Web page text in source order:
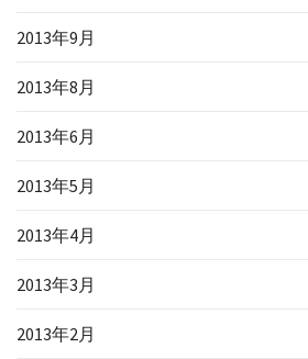
2013年9月
2013年8月
2013年6月
2013年5月
2013年4月
2013年3月
2013年2月